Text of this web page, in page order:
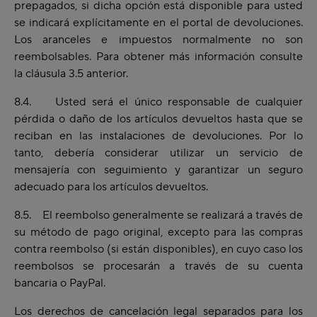
prepagados, si dicha opción está disponible para usted
se indicará explícitamente en el portal de devoluciones.
Los aranceles e impuestos normalmente no son
reembolsables. Para obtener más información consulte
la cláusula 3.5 anterior.
8.4. Usted será el único responsable de cualquier
pérdida o daño de los artículos devueltos hasta que se
reciban en las instalaciones de devoluciones. Por lo
tanto, debería considerar utilizar un servicio de
mensajería con seguimiento y garantizar un seguro
adecuado para los artículos devueltos.
8.5. El reembolso generalmente se realizará a través de
su método de pago original, excepto para las compras
contra reembolso (si están disponibles), en cuyo caso los
reembolsos se procesarán a través de su cuenta
bancaria o PayPal.
Los derechos de cancelación legal separados para los